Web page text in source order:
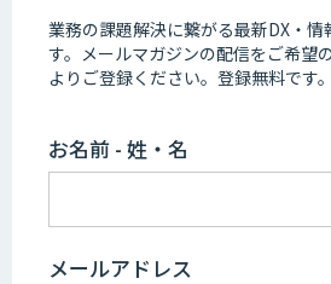
業務の課題解決に繋がる最新DX・情
す。 メールマガジンの配信をご希望
よりご登録ください。登録無料です。
お名前 - 姓・名
メールアドレス